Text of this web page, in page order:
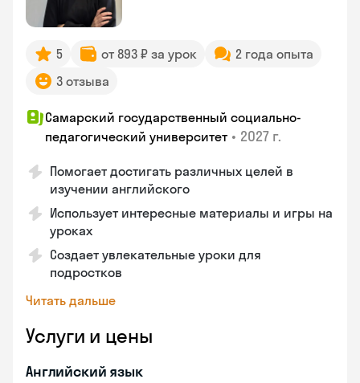
5 от 893 ₽ за урок
2 года опыта
3 отзыва
Самарский государственный социально-
педагогический университет • 2027 г.
Помогает достигать различных целей в
изучении английского
Использует интересные материалы и игры на
уроках
Создает увлекательные уроки для
подростков
Читать дальше
Услуги и цены
Английский язык